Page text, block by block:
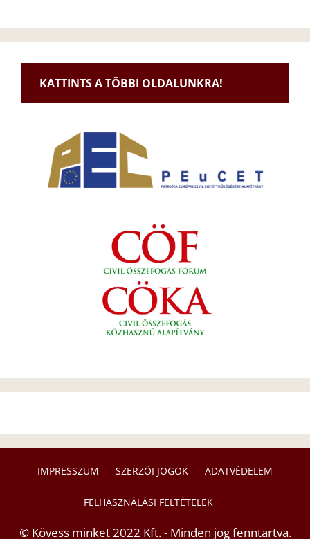
KATTINTS A TÖBBI OLDALUNKRA!
IMPRESSZUM SZERZŐI JOGOK ADATVÉDELEM
FELHASZNÁLÁSI FELTÉTELEK
© Kövess minket 2022 Kft. - Minden jog fenntartva.